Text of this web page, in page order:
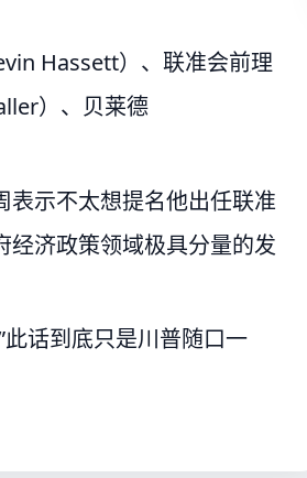
Hassett）、联准会前理
）、贝莱德
表示不太想提名他出任联准
经济政策领域极具分量的发
话到底只是川普随口一